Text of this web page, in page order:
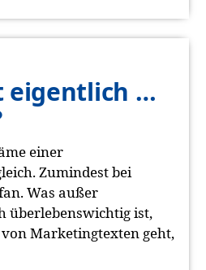
eigentlich …
einer
Zumindest bei
Was außer
überlebenswichtig ist,
von Marketingtexten geht,